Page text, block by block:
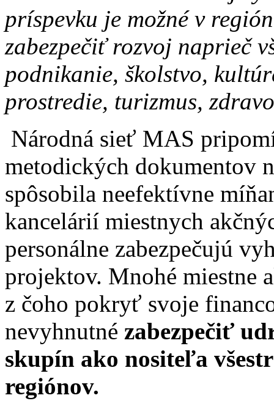
príspevku je možné v
zabezpečiť rozvoj naprieč
podnikanie, školstvo,
prostredie, turizmus,
Národná sieť MAS
metodických dokumentov
spôsobila neefektívne
kancelárií miestnych
personálne zabezpečujú
projektov. Mnohé miestne
z čoho pokryť svoje
nevyhnutné zabezpečiť
skupín ako nositeľa
regiónov.